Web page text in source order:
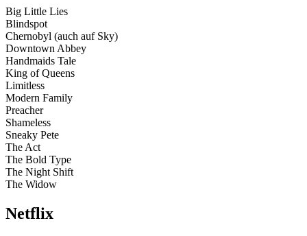
Big Little Lies
Blindspot
Chernobyl (auch auf Sky)
Downtown Abbey
Handmaids Tale
King of Queens
Limitless
Modern Family
Preacher
Shameless
Sneaky Pete
The Act
The Bold Type
The Night Shift
The Widow
Netflix